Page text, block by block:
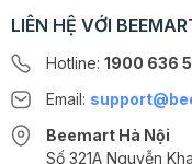
Vòng hoa đào đông
Kích thước: Đường
Công dụng: Dùng để
LIÊN HỆ VỚI
Hotline: 1900 636
Email:
Beemart Hà Nội
Số 321A Nguyễn